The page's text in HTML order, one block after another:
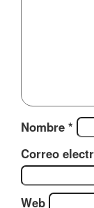
Nombre *
Correo
Web